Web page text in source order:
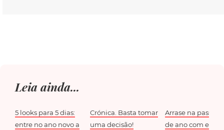
Leia ainda...
5 looks para 5 dias:
entre no ano novo a
Crónica. Basta tomar
uma decisão!
Arrase na
de ano com estas